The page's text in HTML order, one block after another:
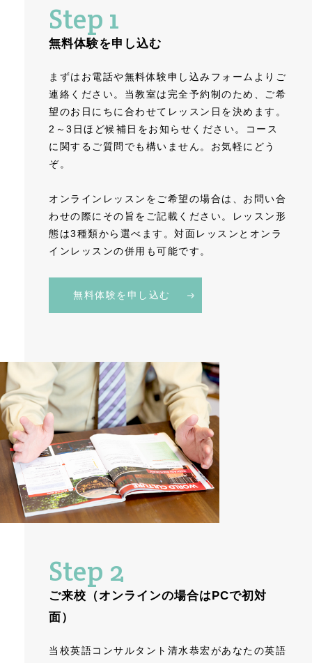
Step 1
無料体験を申し込む
まずはお電話や無料体験申し込みフォームよりご
連絡ください。当教室は完全予約制のため、ご希
望のお日にちに合わせてレッスン日を決めます。
2～3日ほど候補日をお知らせください。コース
に関するご質問でも構いません。お気軽にどう
ぞ。
オンラインレッスンをご希望の場合は、お問い合
わせの際にその旨をご記載ください。レッスン形
態は3種類から選べます。対面レッスンとオンラ
インレッスンの併用も可能です。
無料体験を申し込む
Step 2
ご来校（オンラインの場合はPCで初対
面）
当校英語コンサルタント清水恭宏があなたの英語